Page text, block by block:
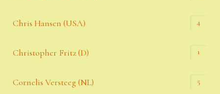
Chris Hansen (USA) 4
Christopher Fritz (D) 1
Cornelis Versteeg (NL) 5